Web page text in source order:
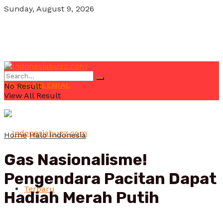
Sunday, August 9, 2026
POJOK MILENIAL
Terbaru
No Result
View All Result
Home Halo Indonesia
Gas Nasionalisme!
Pengendara Pacitan Dapat
Hadiah Merah Putih